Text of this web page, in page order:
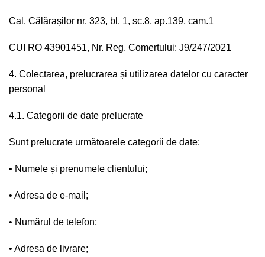
Cal. Călărașilor nr. 323, bl. 1, sc.8, ap.139, cam.1
CUI RO 43901451, Nr. Reg. Comertului: J9/247/2021
4. Colectarea, prelucrarea și utilizarea datelor cu caracter
personal
4.1. Categorii de date prelucrate
Sunt prelucrate următoarele categorii de date:
• Numele și prenumele clientului;
• Adresa de e-mail;
• Numărul de telefon;
• Adresa de livrare;